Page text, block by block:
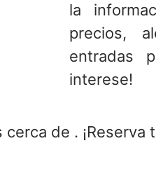
la
precios,
entradas
interese!
de . ¡Reserva